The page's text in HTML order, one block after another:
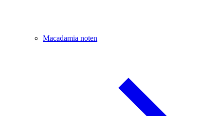
Macadamia noten